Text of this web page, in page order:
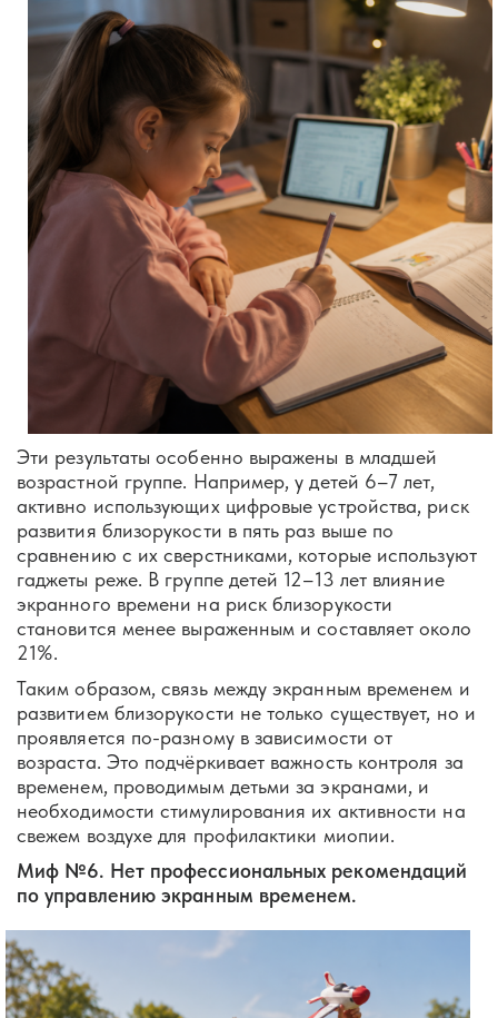
Эти результаты особенно выражены в младшей
возрастной группе. Например, у детей 6–7 лет,
активно использующих цифровые устройства, риск
развития близорукости в пять раз выше по
сравнению с их сверстниками, которые используют
гаджеты реже. В группе детей 12–13 лет влияние
экранного времени на риск близорукости
становится менее выраженным и составляет около
21%.
Таким образом, связь между экранным временем и
развитием близорукости не только существует, но и
проявляется по-разному в зависимости от
возраста. Это подчёркивает важность контроля за
временем, проводимым детьми за экранами, и
необходимости стимулирования их активности на
свежем воздухе для профилактики миопии.
Миф №6. Нет профессиональных рекомендаций
по управлению экранным временем.